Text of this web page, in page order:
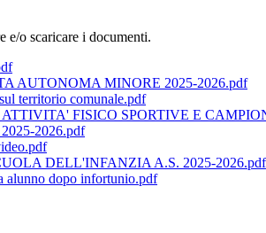
e/o scaricare i documenti.
AUTONOMA MINORE 2025-2026.pdf
territorio comunale.pdf
FISICO SPORTIVE E
2026.pdf
DELL'INFANZIA A.S. 2025-2026.pdf
alunno dopo infortunio.pdf